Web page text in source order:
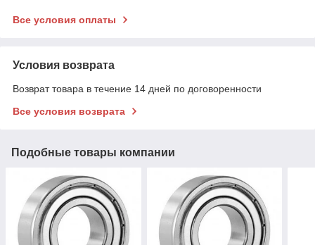
Все условия оплаты
Условия возврата
Возврат товара в течение 14 дней по договоренности
Все условия возврата
Подобные товары компании